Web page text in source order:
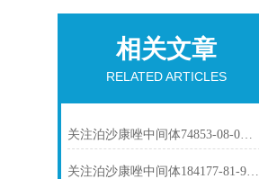
相关文章
RELATED ARTICLES
关注泊沙康唑中间体74853-08-0市场动态
关注泊沙康唑中间体184177-81-9市场动态